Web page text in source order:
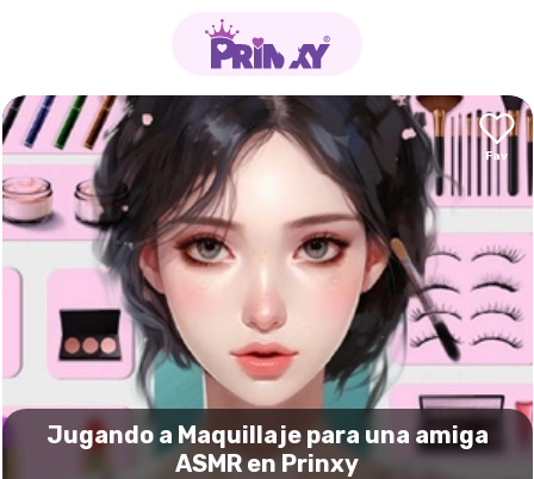
Jugando a Maquillaje para una amiga
ASMR en Prinxy